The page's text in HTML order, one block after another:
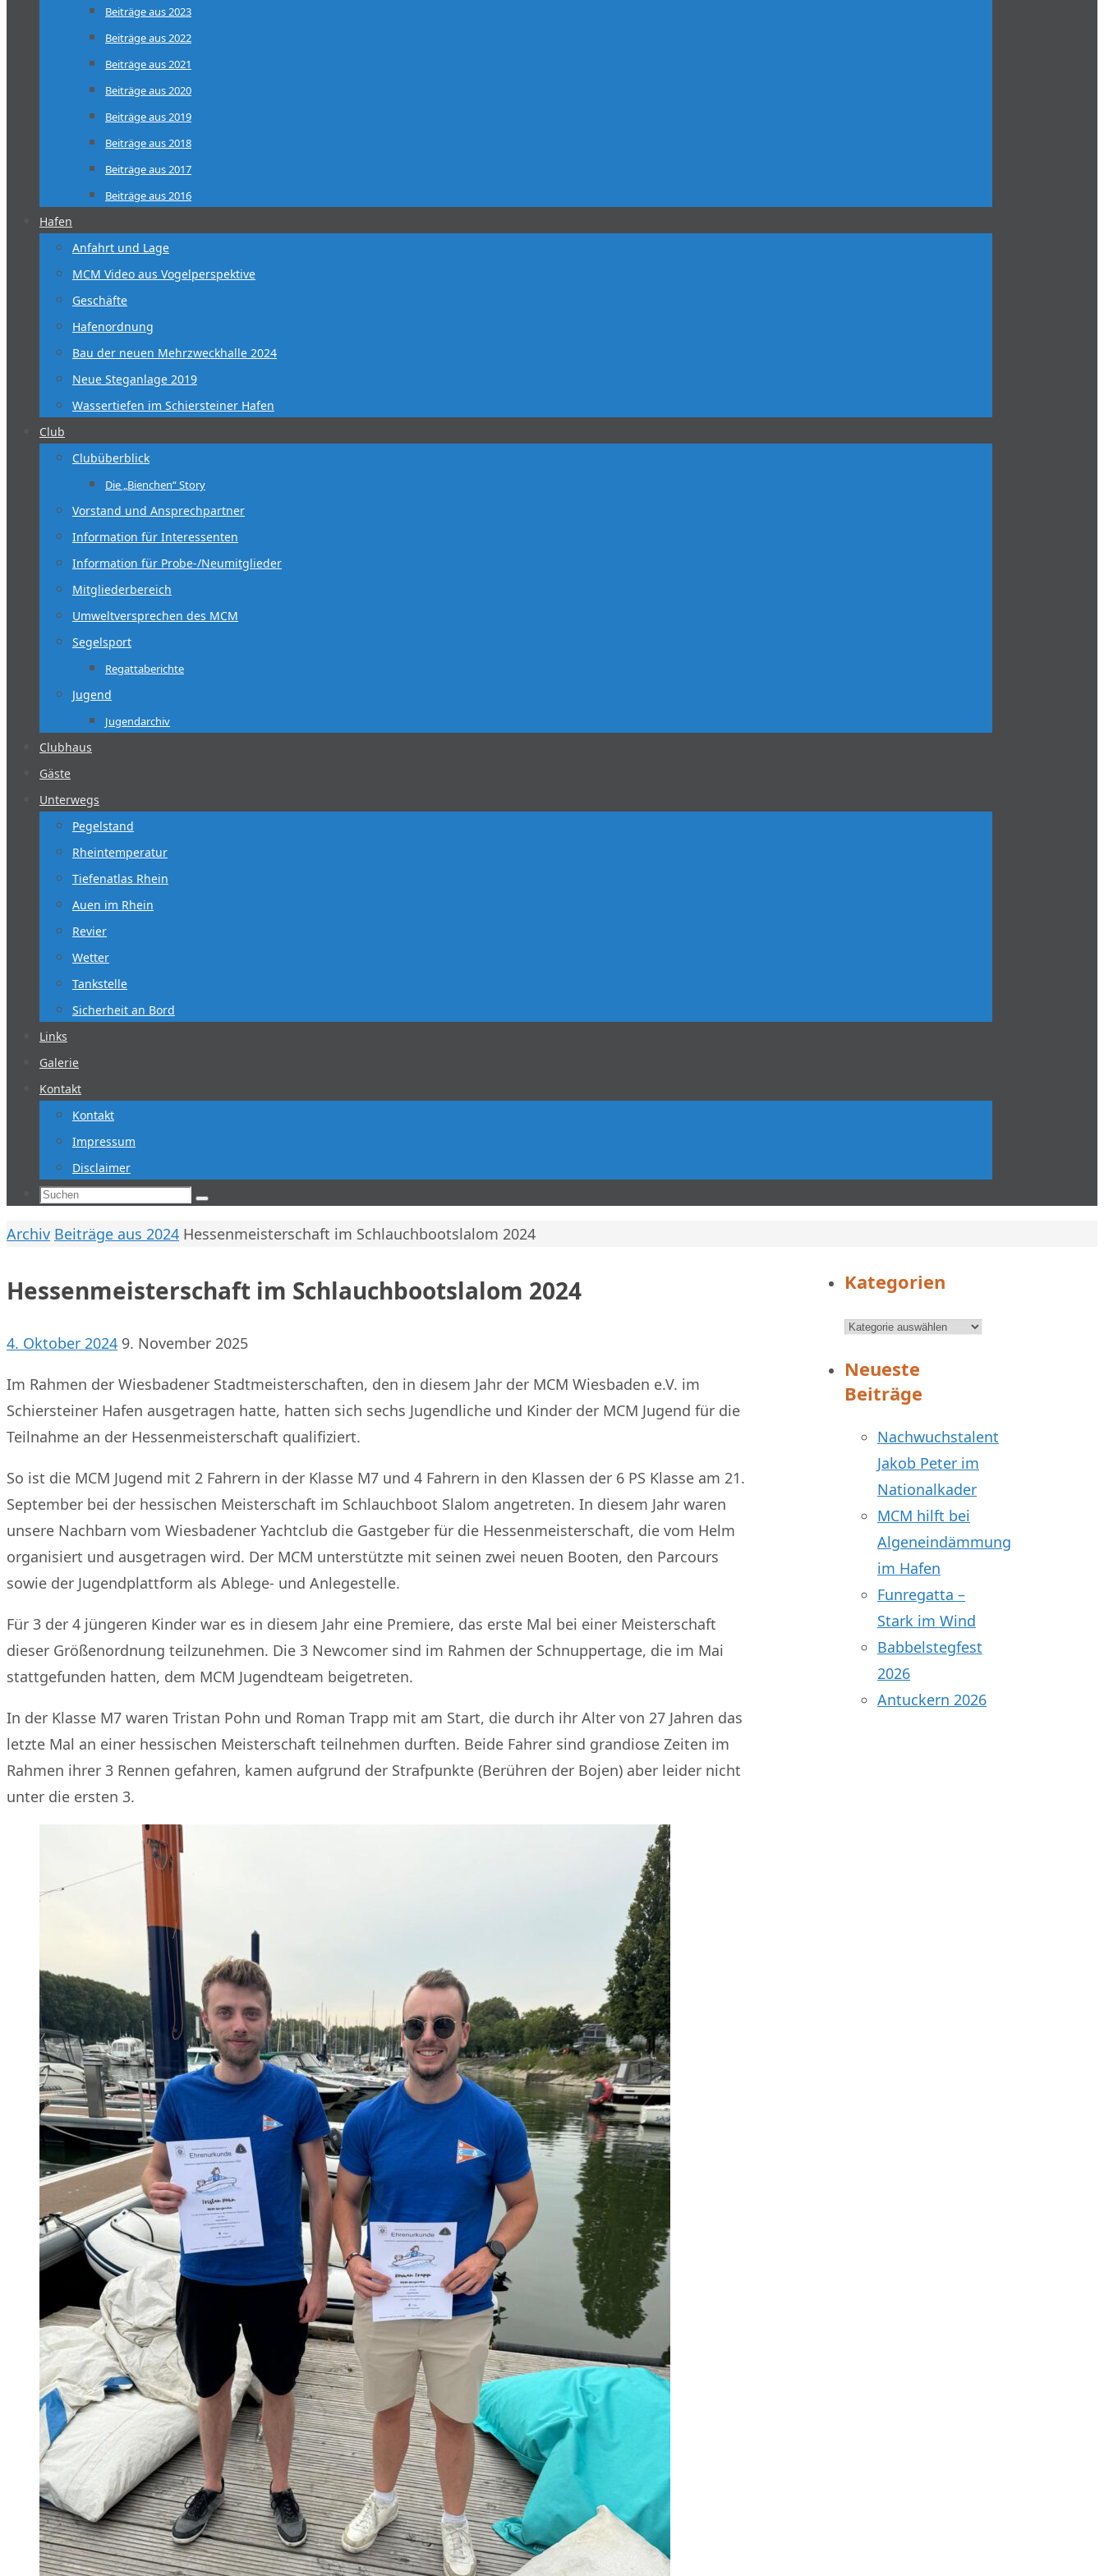
Beiträge aus 2023
Beiträge aus 2022
Beiträge aus 2021
Beiträge aus 2020
Beiträge aus 2019
Beiträge aus 2018
Beiträge aus 2017
Beiträge aus 2016
Hafen
Anfahrt und Lage
MCM Video aus Vogelperspektive
Geschäfte
Hafenordnung
Bau der neuen Mehrzweckhalle 2024
Neue Steganlage 2019
Wassertiefen im Schiersteiner Hafen
Club
Clubüberblick
Die „Bienchen“ Story
Vorstand und Ansprechpartner
Information für Interessenten
Information für Probe-/Neumitglieder
Mitgliederbereich
Umweltversprechen des MCM
Segelsport
Regattaberichte
Jugend
Jugendarchiv
Clubhaus
Gäste
Unterwegs
Pegelstand
Rheintemperatur
Tiefenatlas Rhein
Auen im Rhein
Revier
Wetter
Tankstelle
Sicherheit an Bord
Links
Galerie
Kontakt
Kontakt
Impressum
Disclaimer
Suchen
Suchen
Start
Archiv Beiträge aus 2024 Hessenmeisterschaft im Schlauchbootslalom 2024
Hessenmeisterschaft im Schlauchbootslalom 2024
4. Oktober 2024 9. November 2025
Im Rahmen der Wiesbadener Stadtmeisterschaften, den in diesem Jahr der MCM Wiesbaden e.V. im
Schiersteiner Hafen ausgetragen hatte, hatten sich sechs Jugendliche und Kinder der MCM Jugend für die
Teilnahme an der Hessenmeisterschaft qualifiziert.
So ist die MCM Jugend mit 2 Fahrern in der Klasse M7 und 4 Fahrern in den Klassen der 6 PS Klasse am 21.
September bei der hessischen Meisterschaft im Schlauchboot Slalom angetreten. In diesem Jahr waren
unsere Nachbarn vom Wiesbadener Yachtclub die Gastgeber für die Hessenmeisterschaft, die vom Helm
organisiert und ausgetragen wird. Der MCM unterstützte mit seinen zwei neuen Booten, den Parcours
sowie der Jugendplattform als Ablege- und Anlegestelle.
Für 3 der 4 jüngeren Kinder war es in diesem Jahr eine Premiere, das erste Mal bei einer Meisterschaft
dieser Größenordnung teilzunehmen. Die 3 Newcomer sind im Rahmen der Schnuppertage, die im Mai
stattgefunden hatten, dem MCM Jugendteam beigetreten.
In der Klasse M7 waren Tristan Pohn und Roman Trapp mit am Start, die durch ihr Alter von 27 Jahren das
letzte Mal an einer hessischen Meisterschaft teilnehmen durften. Beide Fahrer sind grandiose Zeiten im
Rahmen ihrer 3 Rennen gefahren, kamen aufgrund der Strafpunkte (Berühren der Bojen) aber leider nicht
unter die ersten 3.
Kategorien
Kategorien
Neueste
Beiträge
Nachwuchstalent
Jakob Peter im
Nationalkader
MCM hilft bei
Algeneindämmung
im Hafen
Funregatta –
Stark im Wind
Babbelstegfest
2026
Antuckern 2026